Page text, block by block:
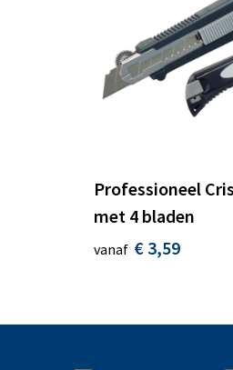
Professioneel
met 4 bladen
vanaf € 3,59